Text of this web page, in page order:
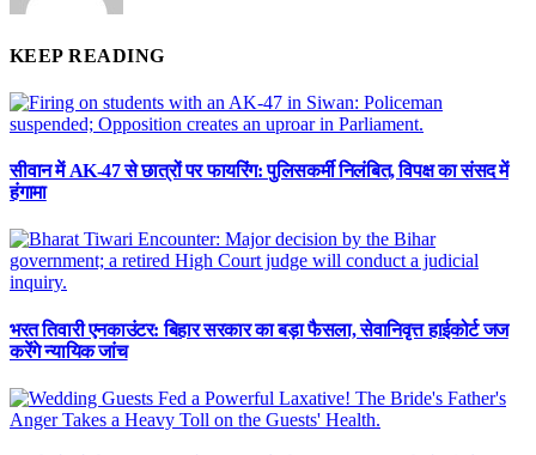
KEEP READING
सीवान में AK-47 से छात्रों पर फायरिंग: पुलिसकर्मी निलंबित, विपक्ष का संसद में
हंगामा
भरत तिवारी एनकाउंटर: बिहार सरकार का बड़ा फैसला, सेवानिवृत्त हाईकोर्ट जज
करेंगे न्यायिक जांच